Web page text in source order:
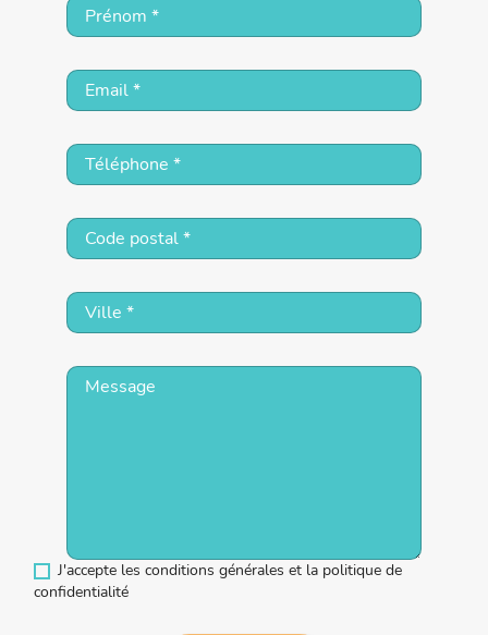
J'accepte les conditions générales et la politique de
confidentialité